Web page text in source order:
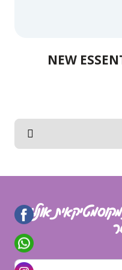
אונליין